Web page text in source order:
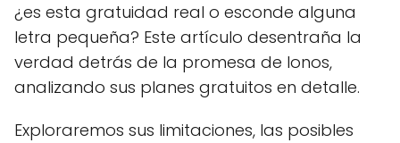
¿es esta gratuidad real o esconde alguna
letra pequeña? Este artículo desentraña la
verdad detrás de la promesa de Ionos,
analizando sus planes gratuitos en detalle.
Exploraremos sus limitaciones, las posibles